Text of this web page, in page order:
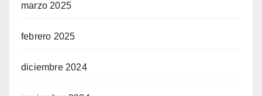
marzo 2025
febrero 2025
diciembre 2024